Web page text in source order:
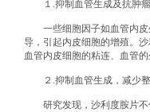
１.抑制血管生成及抗肿
一些细胞因子如血管内皮
导，引起内皮细胞的增殖。
血管内皮细胞的粘连、血管
２.抑制血管生成，减少整
研究发现，沙利度胺片不